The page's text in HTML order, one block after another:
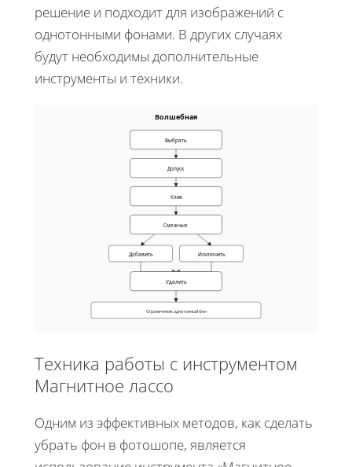
решение и подходит для изображений с
однотонными фонами. В других случаях
будут необходимы дополнительные
инструменты и техники.
Волшебная
Выбрать
Допуск
Клик
Смежные
Добавить Исключить
Удалить
Ограничения: однотонный фон
Техника работы с инструментом
Магнитное лассо
Одним из эффективных методов, как сделать
убрать фон в фотошопе, является